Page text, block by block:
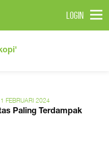
LOGIN
FEBRUARI 2024
Paling Terdampak